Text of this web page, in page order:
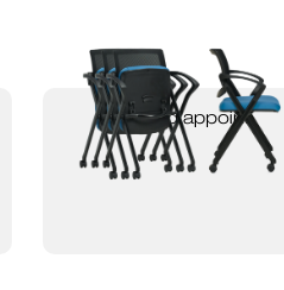
sièges d’appoint